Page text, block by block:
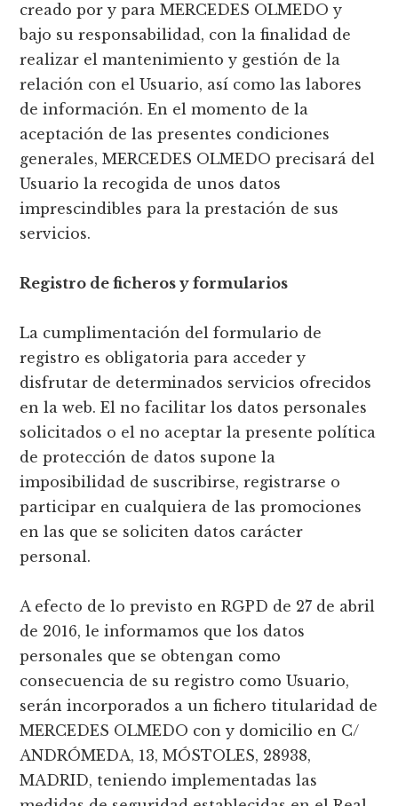
creado por y para MERCEDES OLMEDO y
bajo su responsabilidad, con la finalidad de
realizar el mantenimiento y gestión de la
relación con el Usuario, así como las labores
de información. En el momento de la
aceptación de las presentes condiciones
generales, MERCEDES OLMEDO precisará del
Usuario la recogida de unos datos
imprescindibles para la prestación de sus
servicios.
Registro de ficheros y formularios
La cumplimentación del formulario de
registro es obligatoria para acceder y
disfrutar de determinados servicios ofrecidos
en la web. El no facilitar los datos personales
solicitados o el no aceptar la presente política
de protección de datos supone la
imposibilidad de suscribirse, registrarse o
participar en cualquiera de las promociones
en las que se soliciten datos carácter
personal.
A efecto de lo previsto en RGPD de 27 de abril
de 2016, le informamos que los datos
personales que se obtengan como
consecuencia de su registro como Usuario,
serán incorporados a un fichero titularidad de
MERCEDES OLMEDO con y domicilio en C/
ANDRÓMEDA, 13, MÓSTOLES, 28938,
MADRID, teniendo implementadas las